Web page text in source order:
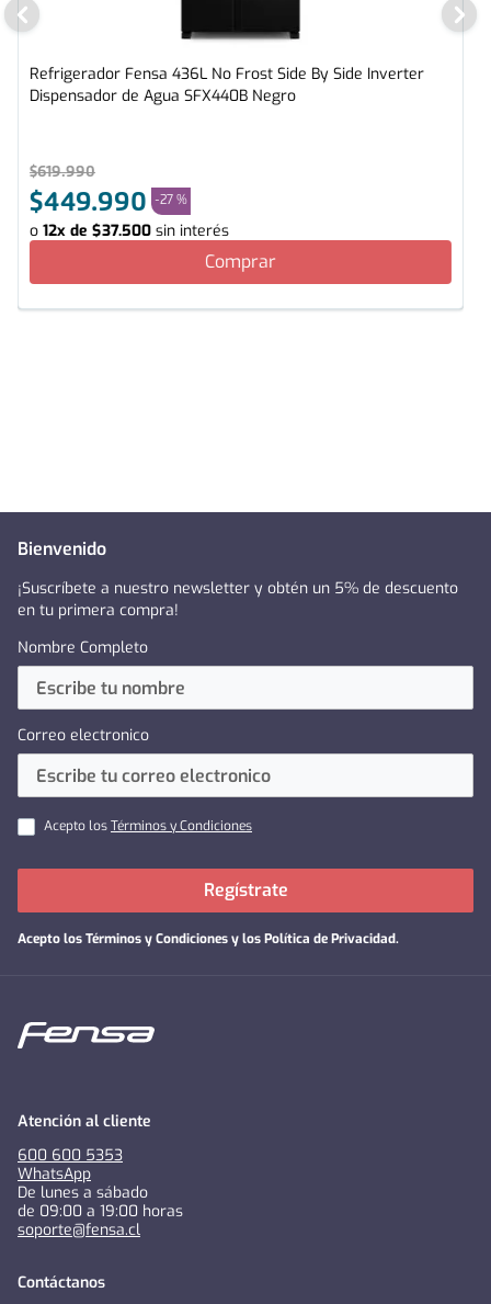
Refrigerador Fensa 436L No Frost Side By Side Inverter
Dispensador de Agua SFX440B Negro
$619.990
$449.990 -27 %
o 12x de $37.500 sin interés
Comprar
Bienvenido
¡Suscríbete a nuestro newsletter y obtén un 5% de descuento
en tu primera compra!
Nombre Completo
Correo electronico
Acepto losTérminos y Condiciones
Acepto losTérminos y Condiciones y los Política de Privacidad.
Regístrate
Atención al cliente
600 600 5353
WhatsApp
De lunes a sábado
de 09:00 a 19:00 horas
soporte@fensa.cl
Contáctanos